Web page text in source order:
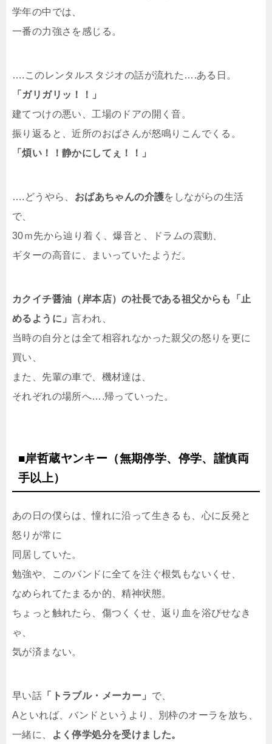
学年の中では、
一番の力強さを感じる。
….このレンタルスタジオの話が流れた….ある日。
「ガリガリッ！！」
建てつけの悪い、工場のドアの開く音。
振り返ると、近所のおばさんが怒鳴りこんでくる。
「煩い！！静かにしてぇ！！」
….どうやら、 おばあちゃんの介護をしながらの生活
で、
30ｍ先から辿り着く、爆音と、ドラムの震動、
ギターの高音に、まいっていたようだ。
カクイチ醤油（岸本店）の社長である祖父からも「止
めるように」言われ、
当時の自分とは全て相容れなかった親父の怒りを更に
買い、
また、先輩の車で、機材達は、
それぞれの場所へ….帰っていった。
■岸哲蔵ヤンキー（無期停学、停学、謹慎両
手以上）
あの日の僕らは、憧れに沿って生きるも、心に反発と
怒りが常に
同居していた。
勉強や、このバンドに全てを注ぐ根気もないくせ、
なめられてたまるか的、精神状態。
ちょっと触れたら、傷つくくせ、返り血を浴びせなき
ゃ、
気が済まない。
早い話 「トラブル・メーカー」 で、
Aといれば、バンドというより、別枠のオーラを放ち、
一緒に、
よく停学処分を受けました。